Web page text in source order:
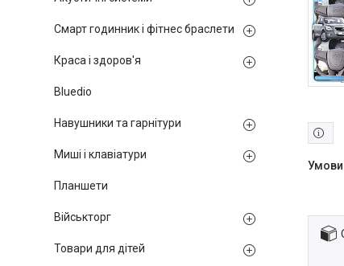
Смарт годинник і фітнес браслети
Краса і здоров'я
Bluedio
Навушники та гарнітури
Миші і клавіатури
Планшети
Військторг
Товари для дітей